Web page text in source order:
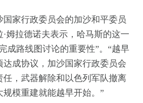
家行政委员会的加沙和平委员
姆拉德诺夫表示，哈马斯的这一
成路线图讨论的重要性”。“越早
达成协议，加沙国家行政委员会
任，武器解除和以色列军队撤离
模重建就能越早开始。”